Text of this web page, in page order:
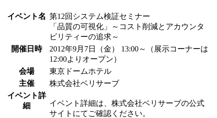
イベント名 第12回システム検証セミナー
「品質の可視化」～コスト削減とアカウンタ
ビリティーの追求～
開催日時
2012年9月7日（金） 13:00～（展示コーナーは
12:00よりオープン）
会場
東京ドームホテル
主催
株式会社ベリサーブ
イベント詳
細
イベント詳細は、株式会社ベリサーブの公式
サイトにてご確認ください。